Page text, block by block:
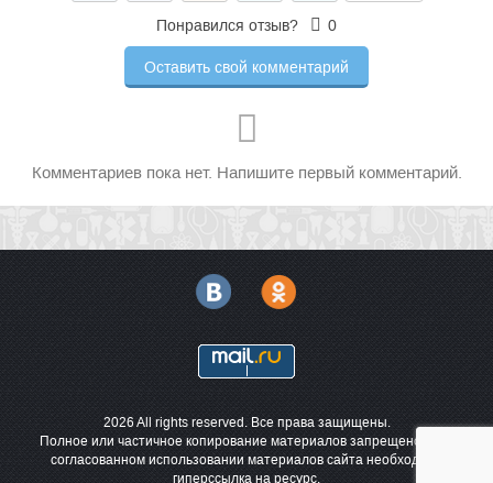
Понравился отзыв? 0
Оставить свой комментарий
Комментариев пока нет. Напишите первый комментарий.
2026 All rights reserved. Все права защищены.
Полное или частичное копирование материалов запрещено. При
согласованном использовании материалов сайта необходима
гиперссылка на ресурс.